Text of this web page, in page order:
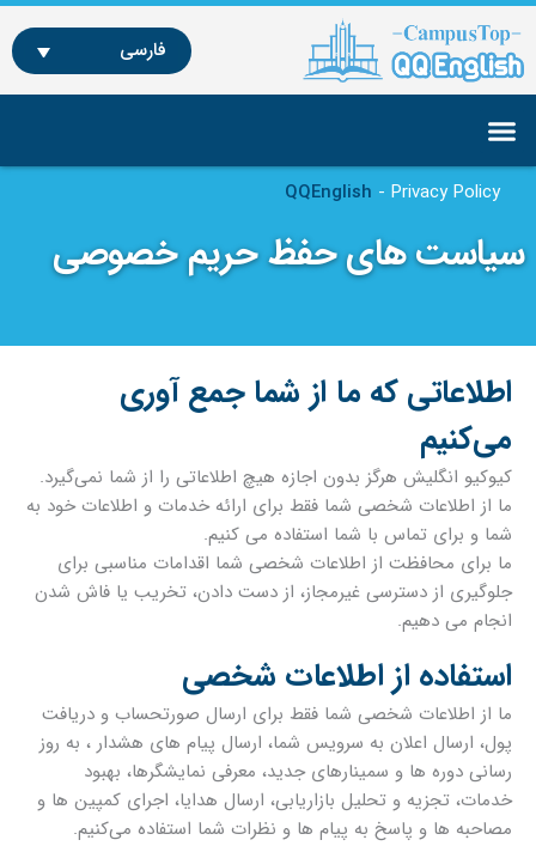
پرش
محتوا
فارسی
QQEnglish - Privacy Policy
سیاست های حفظ حریم خصوصی
اطلاعاتی که ما از شما جمع آوری
می‌کنیم
کیوکیو انگلیش هرگز بدون اجازه هیچ اطلاعاتی را از شما نمی‌گیرد.
ما از اطلاعات شخصی شما فقط برای ارائه خدمات و اطلاعات خود به
شما و برای تماس با شما استفاده می کنیم.
ما برای محافظت از اطلاعات شخصی شما اقدامات مناسبی برای
جلوگیری از دسترسی غیرمجاز، از دست دادن، تخریب یا فاش شدن
انجام می دهیم.
استفاده از اطلاعات شخصی
ما از اطلاعات شخصی شما فقط برای ارسال صورتحساب و دریافت
پول، ارسال اعلان به سرویس شما، ارسال پیام های هشدار ، به روز
رسانی دوره ها و سمینارهای جدید، معرفی نمایشگرها، بهبود
خدمات، تجزیه و تحلیل بازاریابی، ارسال هدایا، اجرای کمپین ها و
مصاحبه ها و پاسخ به پیام ها و نظرات شما استفاده می‌کنیم.